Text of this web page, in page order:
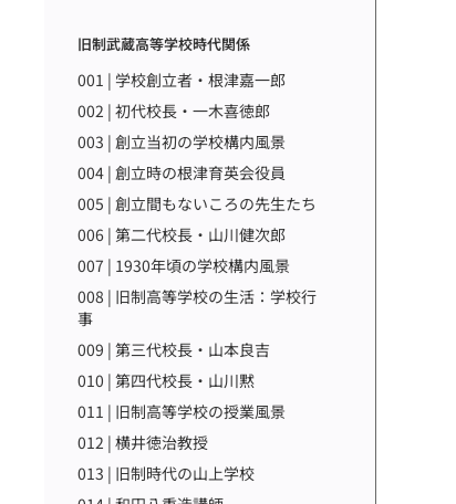
旧制武蔵高等学校時代関係
001 | 学校創立者・根津嘉一郎
002 | 初代校長・一木喜徳郎
003 | 創立当初の学校構内風景
004 | 創立時の根津育英会役員
005 | 創立間もないころの先生たち
006 | 第二代校長・山川健次郎
007 | 1930年頃の学校構内風景
008 | 旧制高等学校の生活：学校行
事
009 | 第三代校長・山本良吉
010 | 第四代校長・山川黙
011 | 旧制高等学校の授業風景
012 | 横井徳治教授
013 | 旧制時代の山上学校